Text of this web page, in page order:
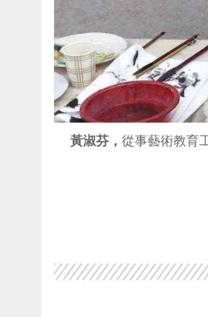
黃淑芬 ， 從事藝術教育